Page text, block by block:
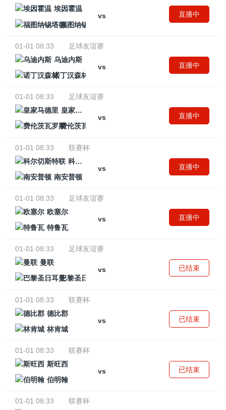
埃因霍温
vs
福图纳锡塔德
直播中
01-01 08:33
足球友谊赛
乌迪内斯
vs
诺丁汉森林
直播中
01-01 08:33
足球友谊赛
皇家马德里
vs
费伦茨瓦罗斯
直播中
01-01 08:33
联赛杯
科尔切斯特联
vs
南安普顿
直播中
01-01 08:33
足球友谊赛
欧塞尔
vs
特鲁瓦
直播中
01-01 08:33
足球友谊赛
曼联
vs
巴黎圣日耳曼
已结束
01-01 08:33
联赛杯
德比郡
vs
林肯城
已结束
01-01 08:33
联赛杯
斯旺西
vs
伯明翰
已结束
01-01 08:33
联赛杯